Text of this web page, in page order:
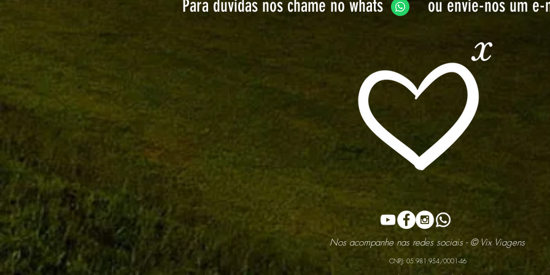
Para duvidas nos chame no whats ou envie-nos um e-
Nos acompanhe nas redes sociais - © Vix Viagens
CNPJ: 05.981.954/0001-46